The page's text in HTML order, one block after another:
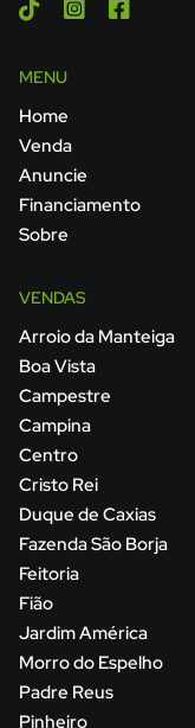
MENU
Home
Venda
Anuncie
Financiamento
Sobre
VENDAS
Arroio da Manteiga
Boa Vista
Campestre
Campina
Centro
Cristo Rei
Duque de Caxias
Fazenda São Borja
Feitoria
Fião
Jardim América
Morro do Espelho
Padre Reus
Pinheiro